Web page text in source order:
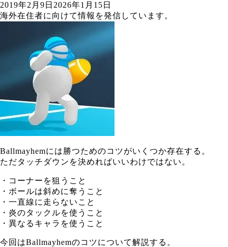
2019年2月9日 2026年1月15日
海外在住者に向けて情報を発信しています。
Ballmayhemには勝つためのコツがいくつか存在する。
ただタッチダウンを決めればいいわけではない。
・コーナーを狙うこと
・ボールは斜めに奪うこと
・一直線に走らないこと
・炎のタックルを使うこと
・異なるキャラを使うこと
今回はBallmayhemのコツについて解説する。